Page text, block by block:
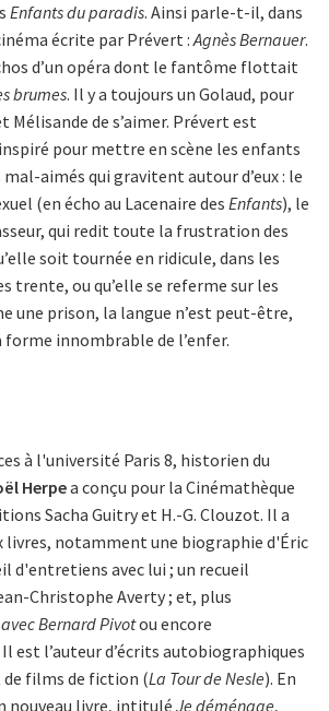
Enfants du paradis. Ainsi parle-t-il, dans
écrite par Prévert :Agnès Bernauer.
d’un opéra dont le fantôme flottait
brumes. Il y a toujours un Golaud, pour
Mélisande de s’aimer. Prévert est
pour mettre en scène les enfants
mal-aimés qui gravitent autour d’eux : le
(en écho au Lacenaire des Enfants), le
qui redit toute la frustration des
soit tournée en ridicule, dans les
trente, ou qu’elle se referme sur les
une prison, la langue n’est peut-être,
forme innombrable de l’enfer.
à l'université Paris 8, historien du
Herpea conçu pour la Cinémathèque
Sacha Guitry et H.-G. Clouzot. Il a
livres, notamment une biographie d'Éric
d'entretiens avec lui ; un recueil
Christophe Averty ; et, plus
Bernard Pivotou encore
Il est l’auteur d’écrits autobiographiques
de films de fiction (La Tour de Nesle). En
nouveau livre, intitulé Je déménage,